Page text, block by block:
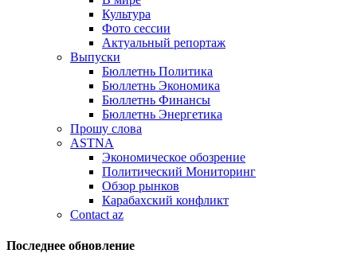
Культура
Фото сессии
Актуальный репортаж
Выпуски
Бюллетнь Политика
Бюллетнь Экономика
Бюллетнь Финансы
Бюллетнь Энергетика
Прошу слова
ASTNA
Экономическое обозрение
Политический Мониторинг
Обзор рынков
Карабахский конфликт
Contact az
Последнее обновление